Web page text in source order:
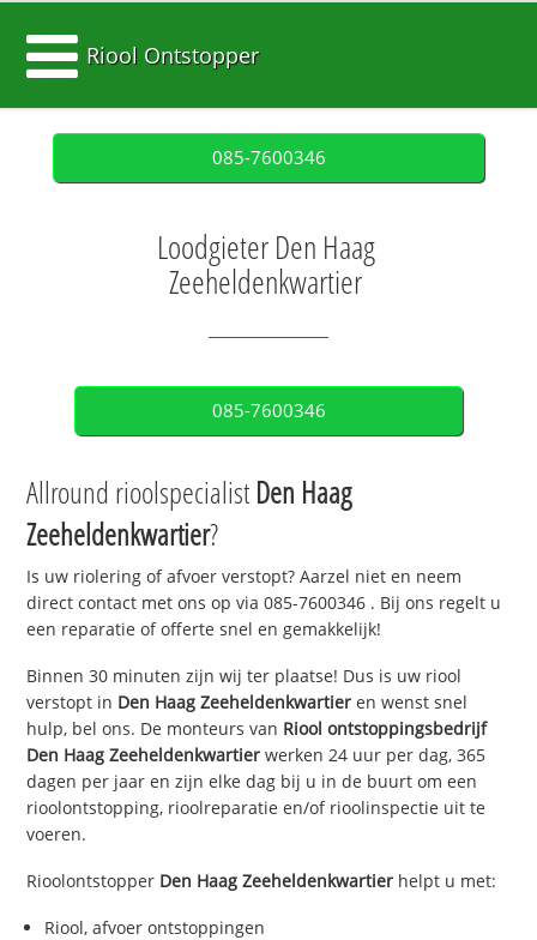
Riool Ontstopper
085-7600346
Loodgieter Den Haag
Zeeheldenkwartier
085-7600346
Allround rioolspecialistDen Haag
Zeeheldenkwartier?
Is uw riolering of afvoer verstopt? Aarzel niet en neem
direct contact met ons op via085-7600346 . Bij ons regelt u
een reparatie of offerte snel en gemakkelijk!
Binnen 30 minuten zijn wij ter plaatse! Dus is uw riool
verstopt in Den Haag Zeeheldenkwartier en wenst snel
hulp, bel ons. De monteurs van Riool ontstoppingsbedrijf
Den Haag Zeeheldenkwartier werken 24 uur per dag, 365
dagen per jaar en zijn elke dag bij u in de buurt om een
rioolontstopping, rioolreparatie en/of rioolinspectie uit te
voeren.
Rioolontstopper Den Haag Zeeheldenkwartier helpt u met:
Riool, afvoer ontstoppingen